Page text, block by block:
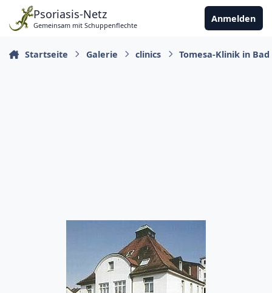
Zu Inhalt springen
Psoriasis-Netz
Gemeinsam mit Schuppenflechte
Anmelden
Startseite Galerie clinics Tomesa-Klinik in